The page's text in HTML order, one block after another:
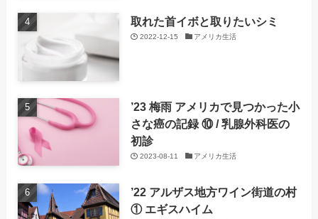
取れた首イボと取りたいシミ
2022-12-15 アメリカ生活
’23 梅雨 アメリカで見つかった小
さな癌の記録 ⑩ / 乳腺外科医の
初診
2023-08-11 アメリカ生活
’22 アルザス地方ワイン街道の村
① エギスハイム